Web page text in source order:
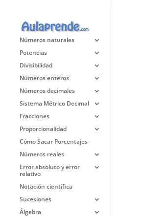
Números naturales
Potencias
Divisibilidad
Números enteros
Números decimales
Sistema Métrico Decimal
Fracciones
Proporcionalidad
Cómo Sacar Porcentajes
Números reales
Error absoluto y error
relativo
Notación científica
Sucesiones
Álgebra